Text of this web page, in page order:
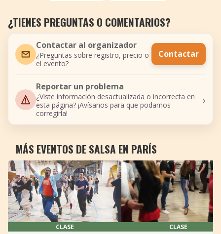
¿TIENES PREGUNTAS O COMENTARIOS?
Contactar al organizador
¿Preguntas sobre registro, precio o
el evento?
Contactar
Reportar un problema
¿Viste información desactualizada o incorrecta en
esta página? ¡Avísanos para que podamos
corregirla!
›
MÁS EVENTOS DE SALSA EN PARÍS
CLASE CLASE